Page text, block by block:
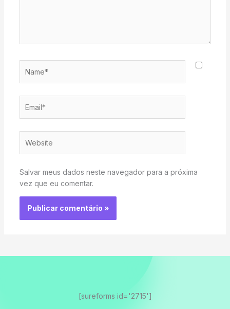
Salvar meus dados neste navegador para a próxima
vez que eu comentar.
[sureforms id='2715']